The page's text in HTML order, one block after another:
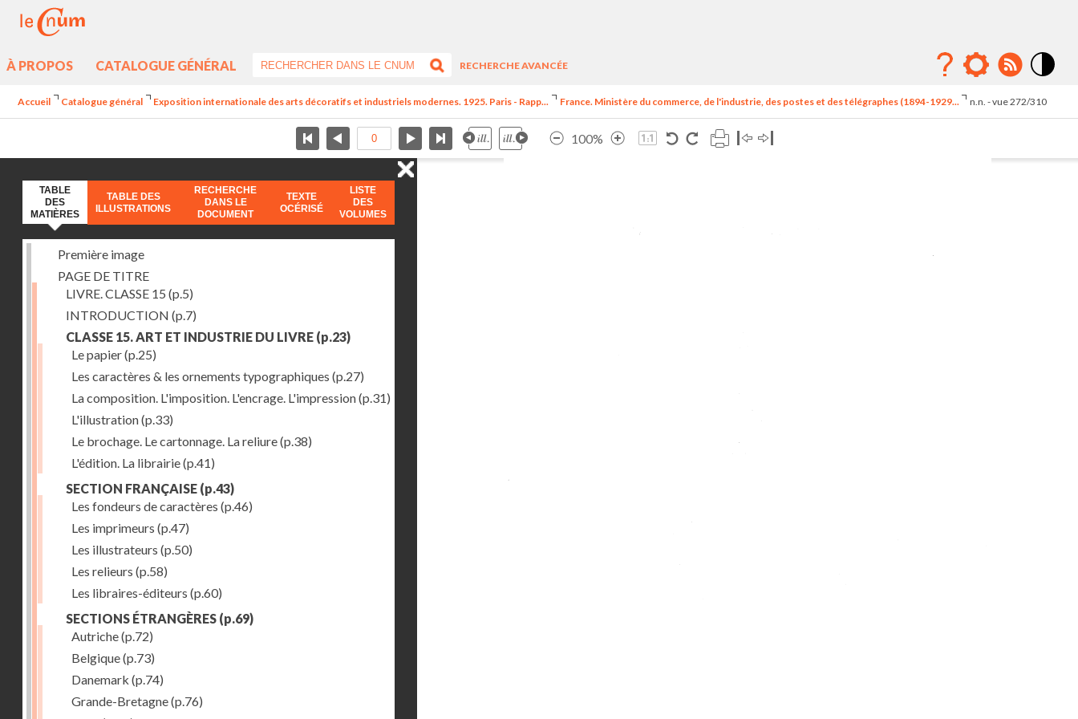
À PROPOS CATALOGUE GÉNÉRAL
RECHERCHE AVANCÉE
élévé
Accueil Catalogue général Exposition internationale des arts décoratifs et industriels modernes. 1925. Paris - Rapp... France. Ministère du commerce, de l'industrie, des postes et des télégraphes (1894-1929... n.n. - vue 272/310
100%
TABLE
DES
MATIÈRES
TABLE DES
ILLUSTRATIONS
RECHERCHE
DANS LE
DOCUMENT
TEXTE
OCÉRISÉ
LISTE
DES
VOLUMES
Première image
PAGE DE TITRE
LIVRE. CLASSE 15 (p.5)
INTRODUCTION (p.7)
CLASSE 15. ART ET INDUSTRIE DU LIVRE (p.23)
Le papier(p.25)
Les caractères & les ornements typographiques (p.27)
La composition. L'imposition. L'encrage. L'impression(p.31)
L'illustration(p.33)
Le brochage. Le cartonnage. La reliure(p.38)
L'édition. La librairie(p.41)
SECTION FRANÇAISE (p.43)
Les fondeurs de caractères (p.46)
Les imprimeurs (p.47)
Les illustrateurs (p.50)
Les relieurs (p.58)
Les libraires-éditeurs (p.60)
SECTIONS ÉTRANGÈRES (p.69)
Autriche(p.72)
Belgique(p.73)
Danemark (p.74)
Grande-Bretagne(p.76)